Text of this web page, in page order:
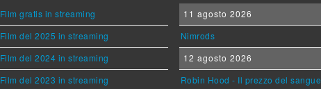
Film gratis in streaming
Film del 2025 in streaming
Film del 2024 in streaming
Film del 2023 in streaming
11 agosto 2026
Nimrods
12 agosto 2026
Robin Hood - Il prezzo del sangue